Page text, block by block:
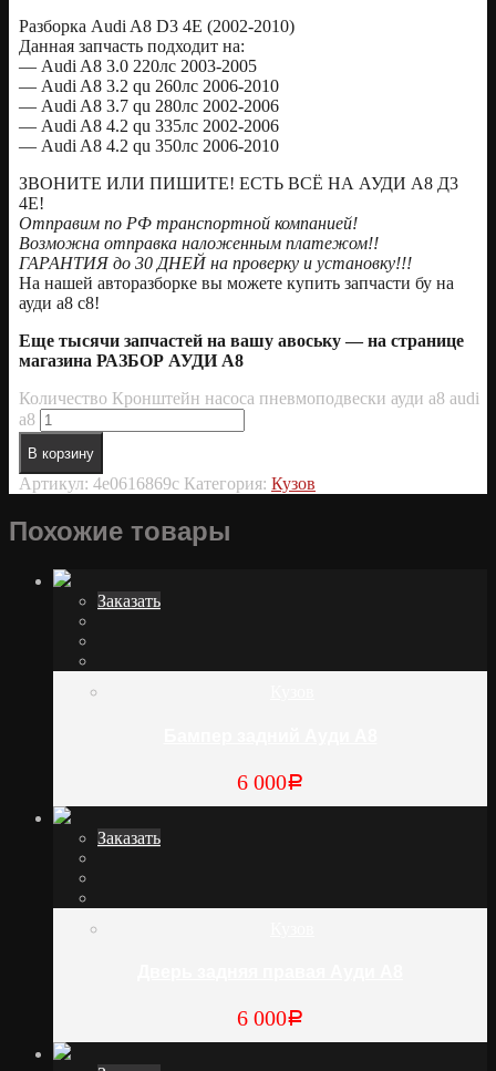
Разборка Audi A8 D3 4E (2002-2010)
Данная запчасть подходит на:
— Audi A8 3.0 220лс 2003-2005
— Audi A8 3.2 qu 260лс 2006-2010
— Audi A8 3.7 qu 280лс 2002-2006
— Audi A8 4.2 qu 335лс 2002-2006
— Audi A8 4.2 qu 350лс 2006-2010
ЗВОНИТЕ ИЛИ ПИШИТЕ! ЕСТЬ ВСЁ НА АУДИ А8 Д3
4Е!
Отправим по РФ транспортной компанией!
Возможна отправка наложенным платежом!!
ГАРАНТИЯ до 30 ДНЕЙ на проверку и установку!!!
На нашей авторазборке вы можете купить запчасти бу на
ауди а8 с8!
Еще тысячи запчастей на вашу авоську — на странице
магазина РАЗБОР АУДИ А8
Количество Кронштейн насоса пневмоподвески ауди а8 audi
a8
В корзину
Артикул: 4e0616869c Категория: Кузов
Похожие товары
Заказать
6 000Р
Заказать
6 000Р